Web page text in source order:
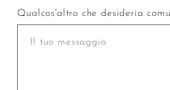
Qualcos'altro che desideria